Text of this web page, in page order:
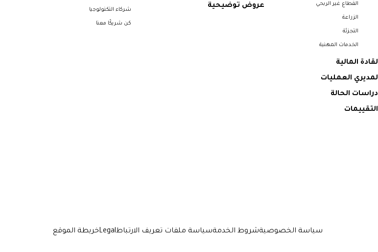
القطاع غير الربحي
الزراعة
التجزئة
الخدمات المهنية
لقادة المالية
لمديري العمليات
دراسات الحالة
التقييمات
عروض توضيحية
شركاء التكنولوجيا
كن شريكًا معنا
سياسة الخصوصيةشروط الخدمةسياسة ملفات تعريف الارتباطLegalخريطة الموقع